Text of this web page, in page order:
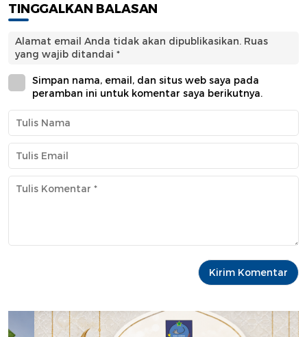
TINGGALKAN BALASAN
Alamat email Anda tidak akan dipublikasikan. Ruas
yang wajib ditandai *
Simpan nama, email, dan situs web saya pada
peramban ini untuk komentar saya berikutnya.